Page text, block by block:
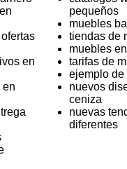
en
en
pequeños
muebles
tiendas de
muebles
tarifas de
ejemplo de
nuevos
ceniza
nuevas
diferentes